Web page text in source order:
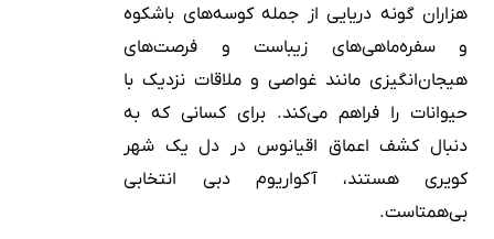
هزاران گونه دریایی از جمله کوسه‌های باشکوه
و سفره‌ماهی‌های زیباست و فرصت‌های
هیجان‌انگیزی مانند غواصی و ملاقات نزدیک با
حیوانات را فراهم می‌کند. برای کسانی که به
دنبال کشف اعماق اقیانوس در دل یک شهر
کویری هستند، آکواریوم دبی انتخابی
بی‌همتاست.